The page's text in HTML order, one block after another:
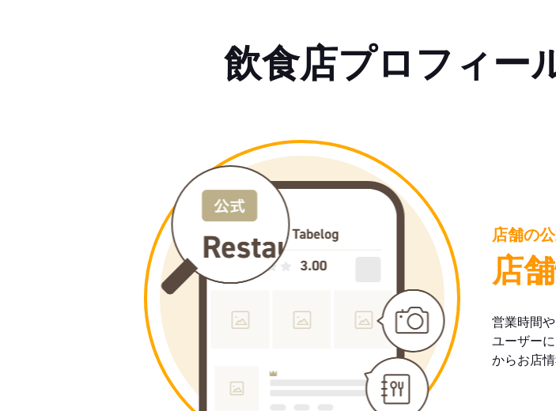
飲食店プロフィー
店舗の
店
営業時間
ユーザー
からお店